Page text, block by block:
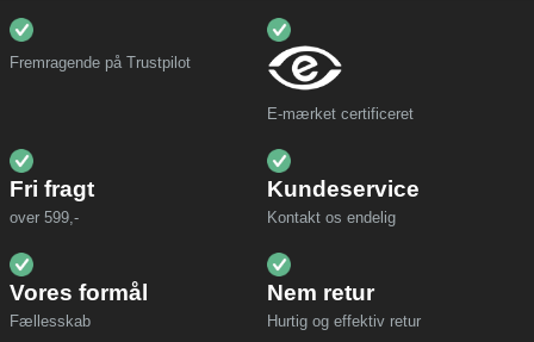
Fremragende på Trustpilot
E-mærket certificeret
Fri fragt
over 599,-
Kundeservice
Kontakt os endelig
Vores formål
Fællesskab
Nem retur
Hurtig og effektiv retur